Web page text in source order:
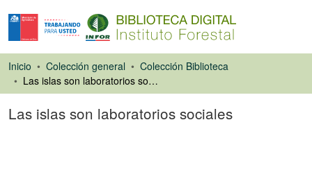
Inicio Colección general
Colección Biblioteca
Las islas son laboratorios sociales
Las islas son laboratorios sociales